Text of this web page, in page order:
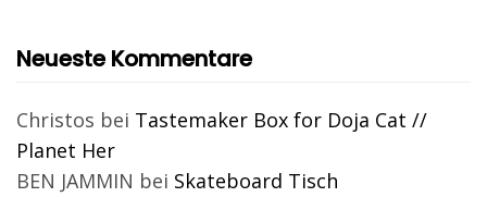
Neueste Kommentare
Christos bei Tastemaker Box for Doja Cat //
Planet Her
BEN JAMMIN bei Skateboard Tisch